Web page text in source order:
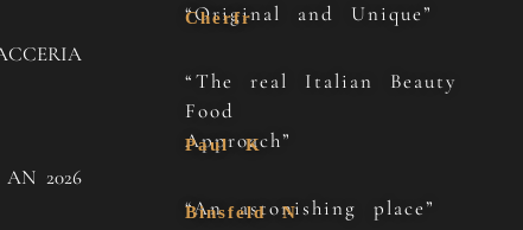
2026
“Original and Unique”
Cherfr
“The real Italian Beauty
Food
Approach”
Paul K
“An astonishing place”
Binsfeld N